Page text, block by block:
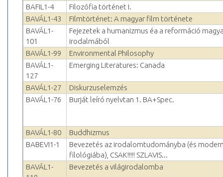
BAFIL1-4
Filozófia történet I.
BAVÁL1-43
Filmtörténet: A magyar film története
BAVÁL1-
101
Fejezetek a humanizmus éa a reformáció
irodalmából
BAVÁL1-99
Environmental Philosophy
BAVÁL1-
127
Emerging Literatures: Canada
BAVÁL1-27
Diskurzuselemzés
BAVÁL1-76
Burját leíró nyelvtan 1. BA+Spec.
BAVÁL1-80
Buddhizmus
BABEVI1-1
Bevezetés az irodalomtudományba (és
filológiába), CSAK!!!!! SZLAVIS...
BAVÁL1-
Bevezetés a világirodalomba